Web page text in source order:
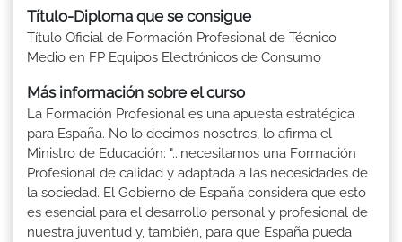
Título-Diploma que se consigue
Título Oficial de Formación Profesional de Técnico
Medio en FP Equipos Electrónicos de Consumo
Más información sobre el curso
La Formación Profesional es una apuesta estratégica
para España. No lo decimos nosotros, lo afirma el
Ministro de Educación: "...necesitamos una Formación
Profesional de calidad y adaptada a las necesidades de
la sociedad. El Gobierno de España considera que esto
es esencial para el desarrollo personal y profesional de
nuestra juventud y, también, para que España pueda